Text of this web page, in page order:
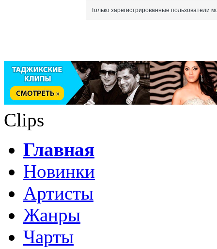
Только зарегистрированные пользователи
Clips
Главная
Новинки
Артисты
Жанры
Чарты